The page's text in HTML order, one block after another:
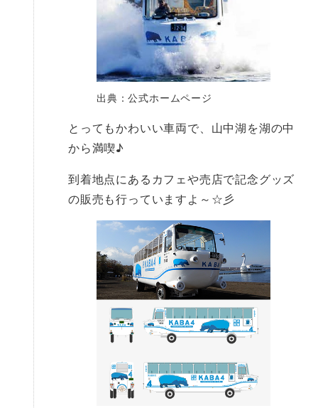
出典：公式ホームページ
とってもかわいい車両で、山中湖を湖の中
から満喫♪
到着地点にあるカフェや売店で記念グッズ
の販売も行っていますよ～☆彡